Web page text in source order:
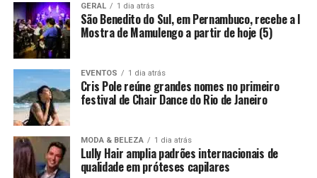
GERAL 1 dia atrás
São Benedito do Sul, em Pernambuco, recebe a I
Mostra de Mamulengo a partir de hoje (5)
EVENTOS 1 dia atrás
Cris Pole reúne grandes nomes no primeiro
festival de Chair Dance do Rio de Janeiro
MODA & BELEZA 1 dia atrás
Lully Hair amplia padrões internacionais de
qualidade em próteses capilares